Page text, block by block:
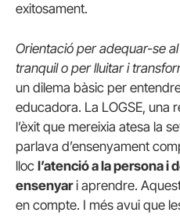
exitosament.
Orientació per adequar-se
tranquil o per lluitar i
un dilema bàsic per
educadora. La LOGSE, una
l’èxit que mereixia atesa la
parlava d’ensenyament
lloc l’atenció a la persona i
ensenyari aprendre.
en compte. I més avui que